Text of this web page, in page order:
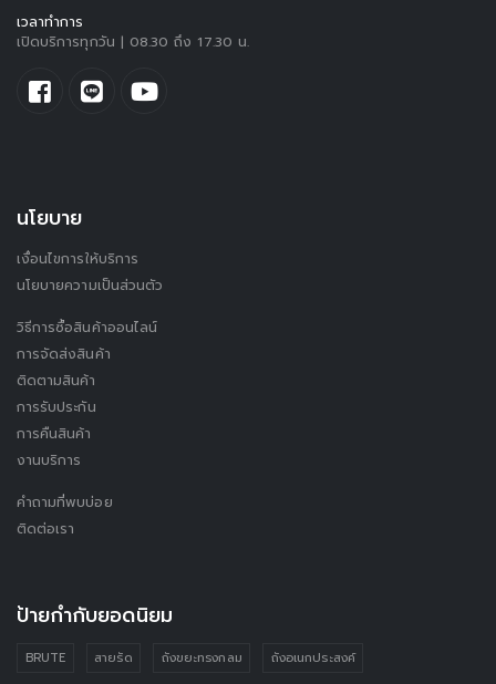
เวลาทำการ
เปิดบริการทุกวัน | 08.30 ถึง 17.30 น.
นโยบาย
เงื่อนไขการให้บริการ
นโยบายความเป็นส่วนตัว
วิธีการซื้อสินค้าออนไลน์
การจัดส่งสินค้า
ติดตามสินค้า
การรับประกัน
การคืนสินค้า
งานบริการ
คำถามที่พบบ่อย
ติดต่อเรา
ป้ายกำกับยอดนิยม
BRUTE สายรัด ถังขยะทรงกลม ถังอเนกประสงค์